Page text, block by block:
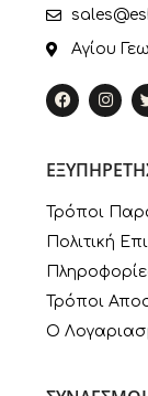
Αγίου
Τρόποι
Πολιτική
Τρόποι
Ο